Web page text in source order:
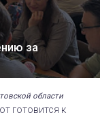
за
области
готовится к